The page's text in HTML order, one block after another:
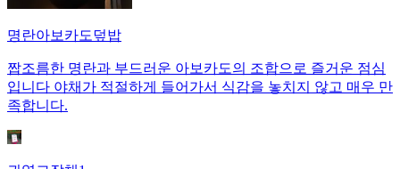
명란아보카도덮밥
짭조름한 명란과 부드러운 아보카도의 조합으로 즐거운 점심
입니다 야채가 적절하게 들어가서 식감을 놓치지 않고 매우 만
족합니다.